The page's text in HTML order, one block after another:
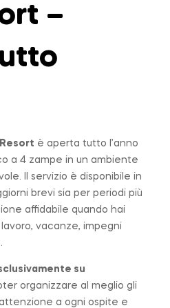
–
è aperta tutto l’anno
a 4 zampe in un ambiente
Il servizio è disponibile in
brevi sia per periodi più
affidabile quando hai
vacanze, impegni
su
organizzare al meglio gli
a ogni ospite e